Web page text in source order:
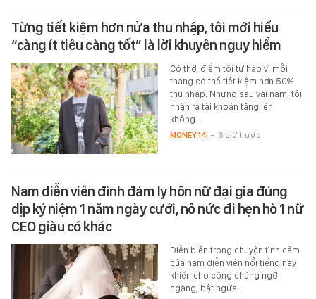
Từng tiết kiệm hơn nửa thu nhập, tôi mới hiểu
“càng ít tiêu càng tốt” là lời khuyên nguy hiểm
Có thời điểm tôi tự hào vì mỗi
tháng có thể tiết kiệm hơn 50%
thu nhập. Nhưng sau vài năm, tôi
nhận ra tài khoản tăng lên
không…
MONEY.14 - 6 giờ trước
Nam diễn viên đình đám ly hôn nữ đại gia đúng
dịp kỷ niệm 1 năm ngày cưới, nô nức đi hẹn hò 1 nữ
CEO giàu có khác
Diễn biến trong chuyện tình cảm
của nam diễn viên nổi tiếng này
khiến cho công chúng ngỡ
ngàng, bật ngửa.